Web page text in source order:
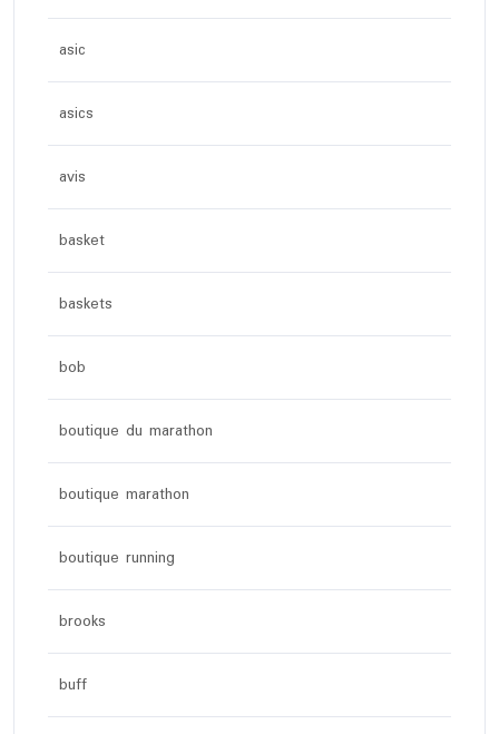
asic
asics
avis
basket
baskets
bob
boutique du marathon
boutique marathon
boutique running
brooks
buff